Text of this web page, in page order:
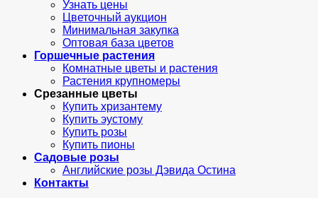
Узнать цены
Цветочный аукцион
Минимальная закупка
Оптовая база цветов
Горшечные растения
Комнатные цветы и растения
Растения крупномеры
Срезанные цветы
Купить хризантему
Купить эустому
Купить розы
Купить пионы
Садовые розы
Английские розы Дэвида Остина
Контакты